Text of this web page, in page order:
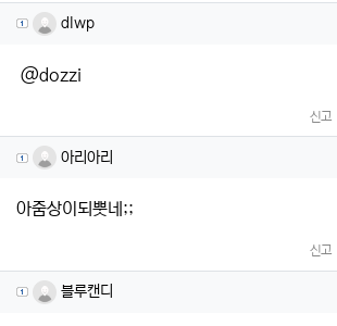
dlwp님의 댓글
dlwp
@dozzi
신고
아리아리님의 댓글
아리아리
아줌상이되뿟네;;
신고
블루캔디님의 댓글
블루캔디